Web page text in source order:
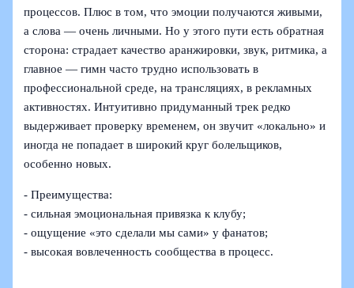
процессов. Плюс в том, что эмоции получаются живыми,
а слова — очень личными. Но у этого пути есть обратная
сторона: страдает качество аранжировки, звук, ритмика, а
главное — гимн часто трудно использовать в
профессиональной среде, на трансляциях, в рекламных
активностях. Интуитивно придуманный трек редко
выдерживает проверку временем, он звучит «локально» и
иногда не попадает в широкий круг болельщиков,
особенно новых.
- Преимущества:
- сильная эмоциональная привязка к клубу;
- ощущение «это сделали мы сами» у фанатов;
- высокая вовлеченность сообщества в процесс.